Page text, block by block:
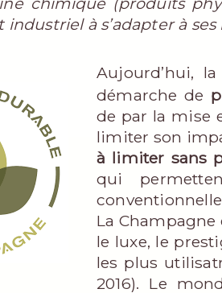
à s’adapter à
Aujourd’hui,
démarche de
de par la mise
limiter son
à limiter sans
qui
La
le luxe, le
les plus
2016). Le